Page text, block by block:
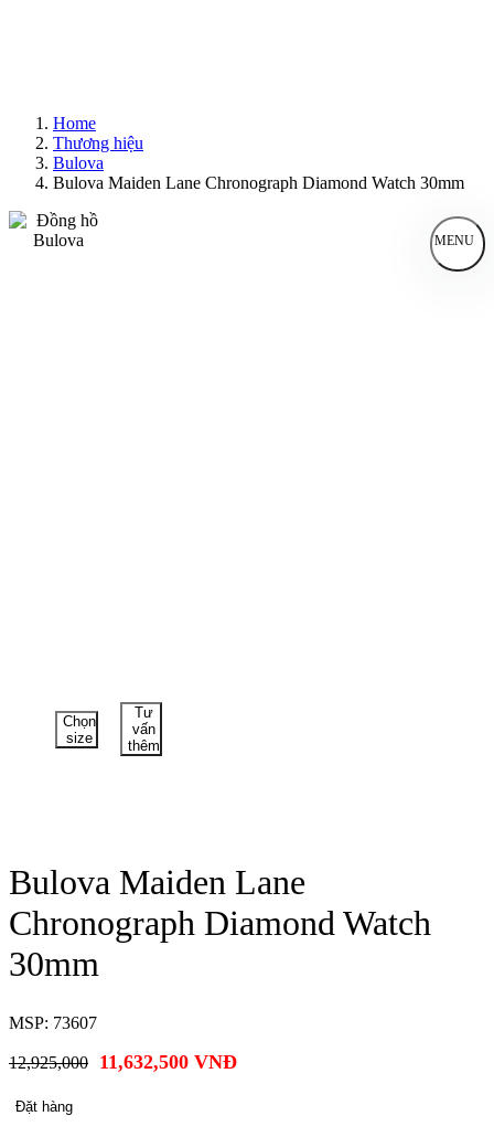
Home
Thương hiệu
Bulova
Bulova Maiden Lane Chronograph Diamond Watch 30mm
MENU
Chọn
size
Tư
vấn
thêm
Bulova Maiden Lane
Chronograph Diamond Watch
30mm
MSP: 73607
12,925,000 11,632,500 VNĐ
Đặt hàng